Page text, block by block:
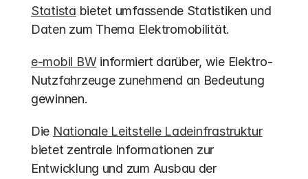
Statista bietet umfassende Statistiken und
Daten zum Thema Elektromobilität.
e-mobil BW informiert darüber, wie Elektro-
Nutzfahrzeuge zunehmend an Bedeutung
gewinnen.
Die Nationale Leitstelle Ladeinfrastruktur
bietet zentrale Informationen zur
Entwicklung und zum Ausbau der